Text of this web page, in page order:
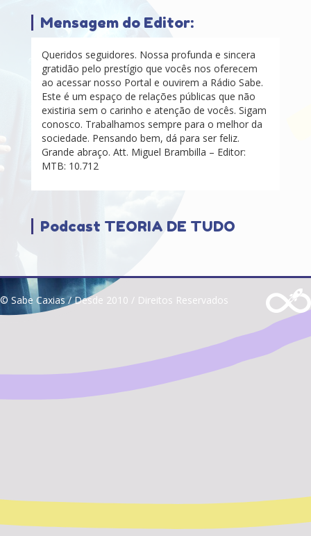
Mensagem do Editor:
Queridos seguidores. Nossa profunda e sincera
gratidão pelo prestígio que vocês nos oferecem
ao acessar nosso Portal e ouvirem a Rádio Sabe.
Este é um espaço de relações públicas que não
existiria sem o carinho e atenção de vocês. Sigam
conosco. Trabalhamos sempre para o melhor da
sociedade. Pensando bem, dá para ser feliz.
Grande abraço. Att. Miguel Brambilla – Editor:
MTB: 10.712
Podcast TEORIA DE TUDO
© Sabe Caxias / Desde 2010 / Direitos Reservados